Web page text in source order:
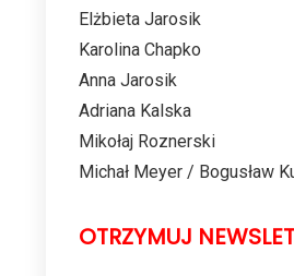
Elżbieta Jarosik
Karolina Chapko
Anna Jarosik
Adriana Kalska
Mikołaj Roznerski
Michał Meyer / Bogusław
OTRZYMUJ